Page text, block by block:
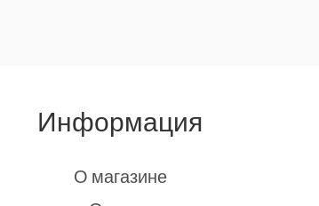
Информация
О магазине